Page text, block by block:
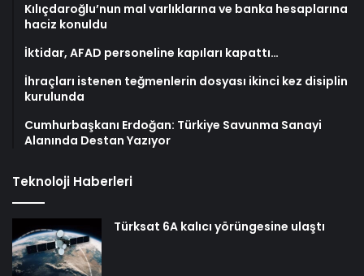
Kılıçdaroğlu’nun mal varlıklarına ve banka hesaplarına
haciz konuldu
İktidar, AFAD personeline kapıları kapattı…
İhraçları istenen teğmenlerin dosyası ikinci kez disiplin
kurulunda
Cumhurbaşkanı Erdoğan: Türkiye Savunma Sanayi
Alanında Destan Yazıyor
Teknoloji Haberleri
Türksat 6A kalıcı yörüngesine ulaştı